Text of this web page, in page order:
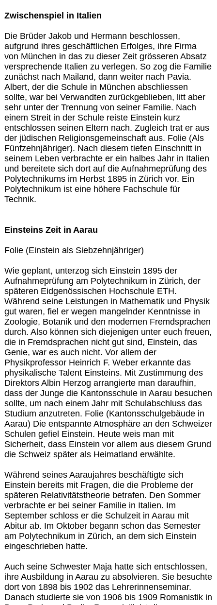
Zwischenspiel in Italien
Die Brüder Jakob und Hermann beschlossen,
aufgrund ihres geschäftlichen Erfolges, ihre Firma
von München in das zu dieser Zeit grösseren Absatz
versprechende Italien zu verlegen. So zog die Familie
zunächst nach Mailand, dann weiter nach Pavia.
Albert, der die Schule in München abschliessen
sollte, war bei Verwandten zurückgeblieben, litt aber
sehr unter der Trennung von seiner Familie. Nach
einem Streit in der Schule reiste Einstein kurz
entschlossen seinen Eltern nach. Zugleich trat er aus
der jüdischen Religionsgemeinschaft aus. Folie (Als
Fünfzehnjähriger). Nach diesem tiefen Einschnitt in
seinem Leben verbrachte er ein halbes Jahr in Italien
und bereitete sich dort auf die Aufnahmeprüfung des
Polytechnikums im Herbst 1895 in Zürich vor. Ein
Polytechnikum ist eine höhere Fachschule für
Technik.
Einsteins Zeit in Aarau
Folie (Einstein als Siebzehnjähriger)
Wie geplant, unterzog sich Einstein 1895 der
Aufnahmeprüfung am Polytechnikum in Zürich, der
späteren Eidgenössischen Hochschule ETH.
Während seine Leistungen in Mathematik und Physik
gut waren, fiel er wegen mangelnder Kenntnisse in
Zoologie, Botanik und den modernen Fremdsprachen
durch. Also können sich diejenigen unter euch freuen,
die in Fremdsprachen nicht gut sind, Einstein, das
Genie, war es auch nicht. Vor allem der
Physikprofessor Heinrich F. Weber erkannte das
physikalische Talent Einsteins. Mit Zustimmung des
Direktors Albin Herzog arrangierte man daraufhin,
dass der Junge die Kantonsschule in Aarau besuchen
sollte, um nach einem Jahr mit Schulabschluss das
Studium anzutreten. Folie (Kantonsschulgebäude in
Aarau) Die entspannte Atmosphäre an den Schweizer
Schulen gefiel Einstein. Heute weis man mit
Sicherheit, dass Einstein vor allem aus diesem Grund
die Schweiz später als Heimatland erwählte.
Während seines Aaraujahres beschäftigte sich
Einstein bereits mit Fragen, die die Probleme der
späteren Relativitätstheorie betrafen. Den Sommer
verbrachte er bei seiner Familie in Italien. Im
September schloss er die Schulzeit in Aarau mit
Abitur ab. Im Oktober begann schon das Semester
am Polytechnikum in Zürich, an dem sich Einstein
eingeschrieben hatte.
Auch seine Schwester Maja hatte sich entschlossen,
ihre Ausbildung in Aarau zu absolvieren. Sie besuchte
dort von 1898 bis 1902 das Lehrerinnenseminar.
Danach studierte sie von 1906 bis 1909 Romanistik in